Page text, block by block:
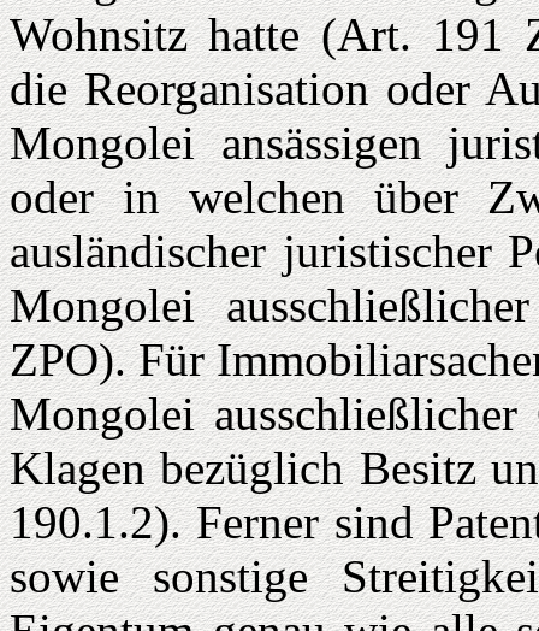
Wohnsitz hatte (Art. 191
die Reorganisation oder
Mongolei an­sässigen
oder in welchen über
ausländischer juristischer
Mongolei
ZPO). Für
Mongolei
Klagen bezüglich Besitz
190.1.2). Ferner sind
sowie sonstige